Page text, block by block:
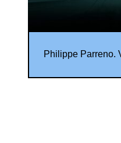
Philippe Parreno.